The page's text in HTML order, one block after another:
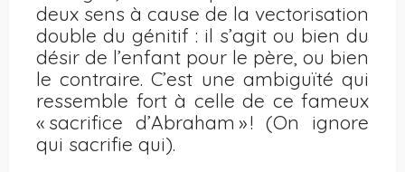
deux sens à cause de la vectorisation
double du génitif : il s’agit ou bien du
désir de l’enfant pour le père, ou bien
le contraire. C’est une ambiguïté qui
ressemble fort à celle de ce fameux
« sacrifice d’Abraham » ! (On ignore
qui sacrifie qui).